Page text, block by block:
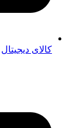
کالای دیجیتال